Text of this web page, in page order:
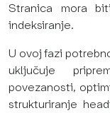
Stranica mora
indeksiranje.
U ovoj fazi
uključuje
povezanosti,
strukturiranje